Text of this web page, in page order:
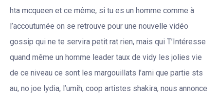
hta mcqueen et ce même, si tu es un homme comme à
l’accoutumée on se retrouve pour une nouvelle vidéo
gossip qui ne te servira petit rat rien, mais qui T’Intéresse
quand même un homme leader taux de vidy les jolies vie
de ce niveau ce sont les margouillats l’ami que partie sts
au, no joe lydia, l’umih, coop artistes shakira, nous annonce